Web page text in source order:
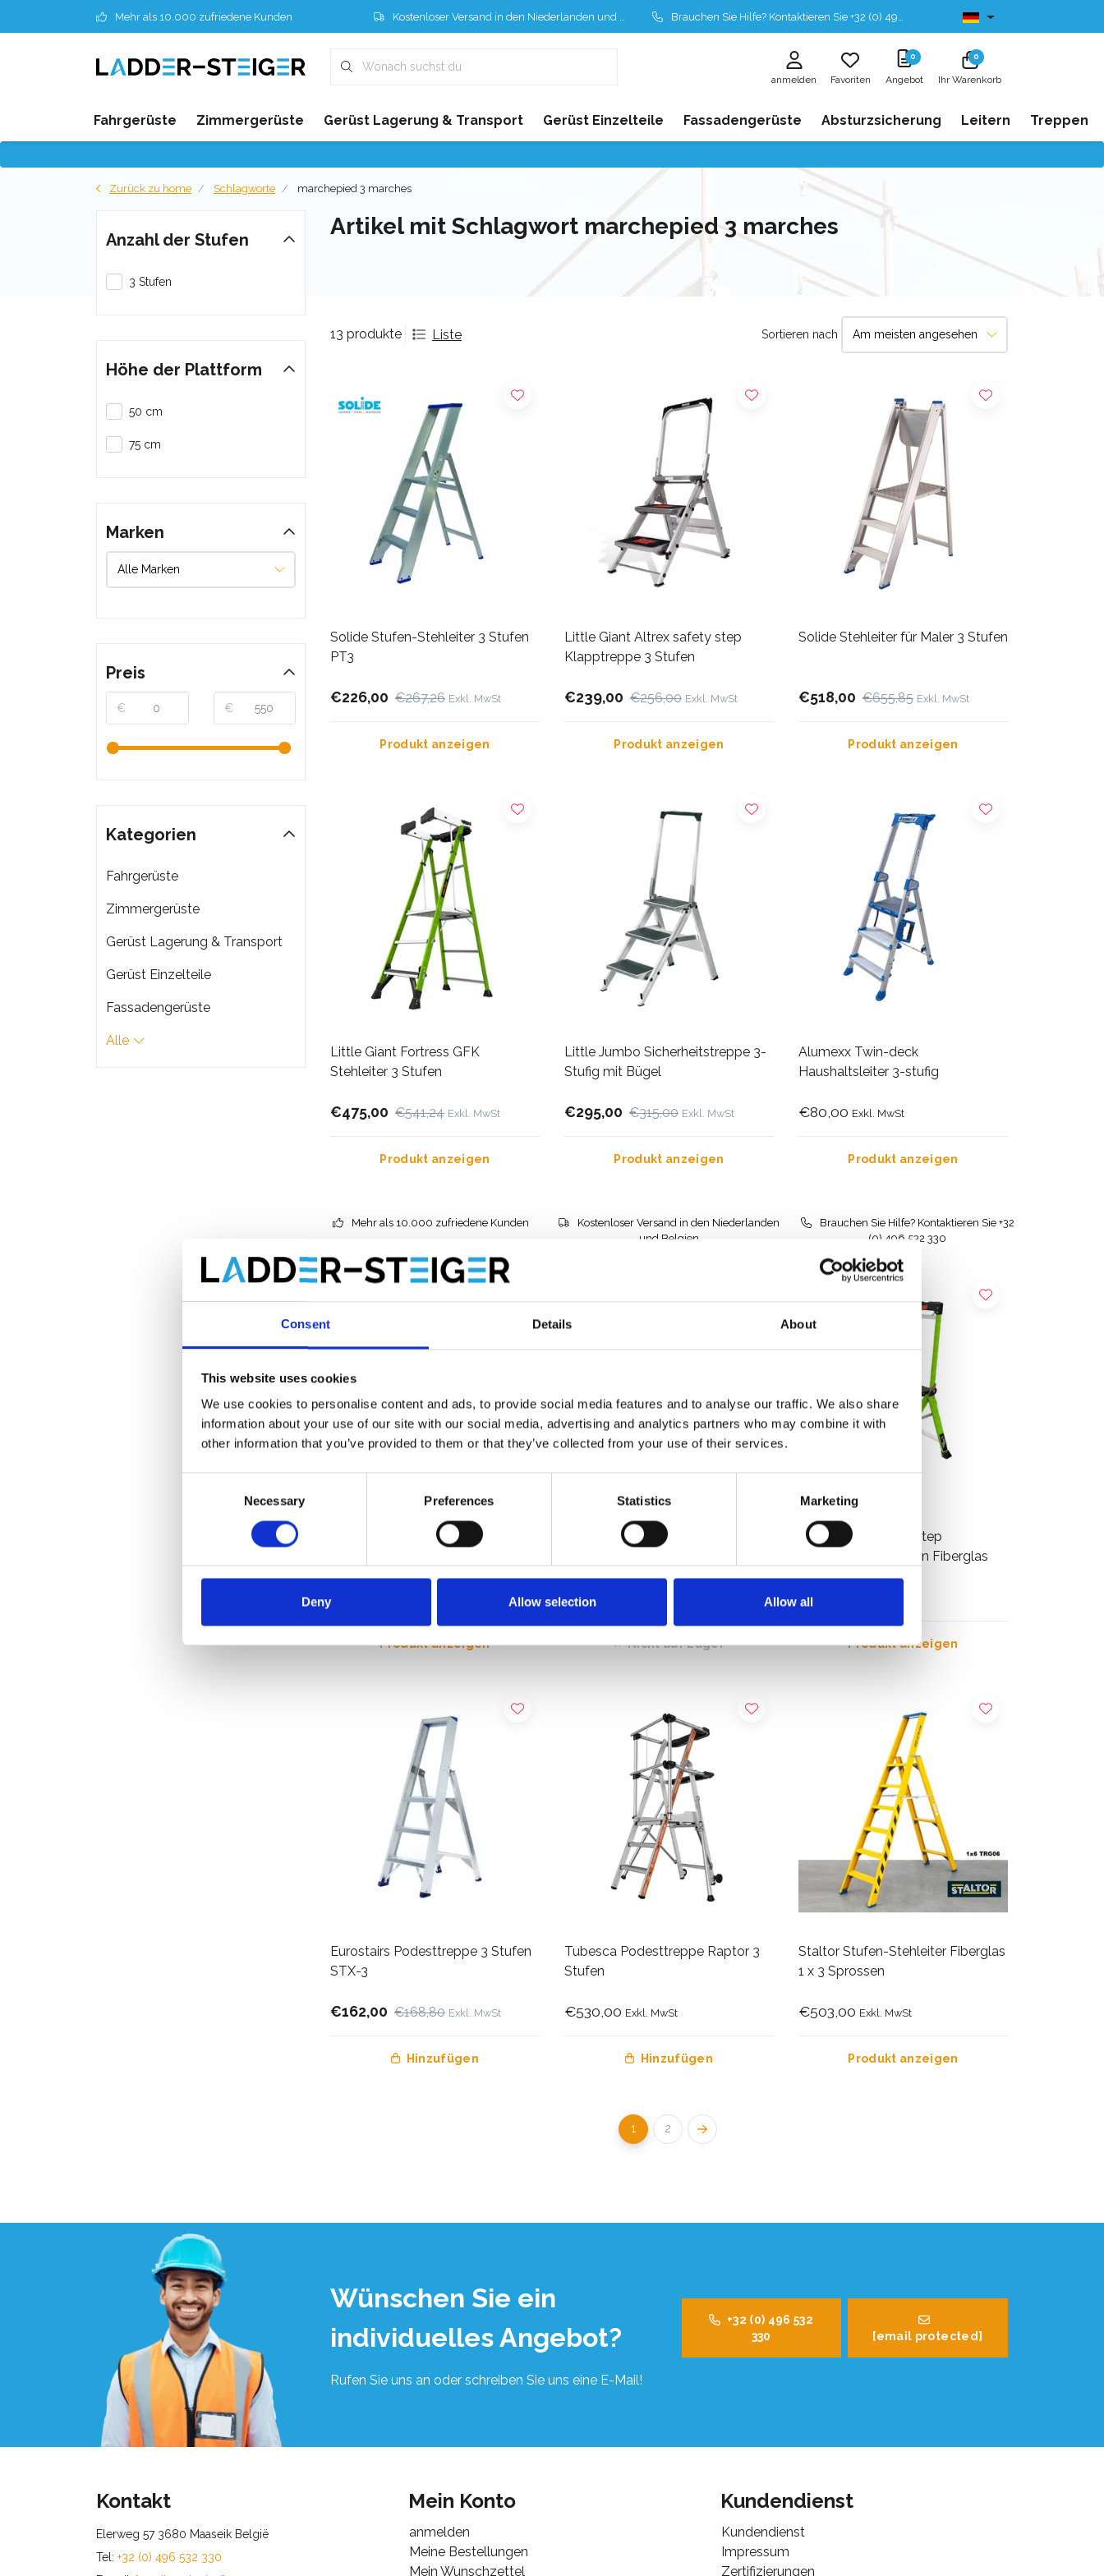
Consent Details About
This website uses cookies
We use cookies to personalise content and ads, to provide social media features and to analyse our traffic. We also share
information about your use of our site with our social media, advertising and analytics partners who may combine it with
other information that you’ve provided to them or that they’ve collected from your use of their services.
Necessary Preferences Statistics Marketing
Deny Allow selection Allow all
Mehr als 10.000 zufriedene Kunden Kostenloser Versand in den Niederlanden und Belgien Brauchen Sie Hilfe? Kontaktieren Sie +32 (0) 496 532 330 Ab lager lieferbar
anmelden Favoriten
0
Angebot
0
Ihr Warenkorb
Fahrgerüste Zimmergerüste Gerüst Lagerung & Transport Gerüst Einzelteile Fassadengerüste Absturzsicherung Leitern Treppen
Zurück zu home Schlagworte marchepied 3 marches
Artikel mit Schlagwort marchepied 3 marches
13 produkte Liste Sortieren nach
Solide Stufen-Stehleiter 3 Stufen
PT3
€226,00 €267,26 Exkl. MwSt
Produkt anzeigen
Little Giant Altrex safety step
Klapptreppe 3 Stufen
€239,00 €256,00 Exkl. MwSt
Produkt anzeigen
Solide Stehleiter für Maler 3 Stufen
€518,00 €655,85 Exkl. MwSt
Produkt anzeigen
Little Giant Fortress GFK
Stehleiter 3 Stufen
€475,00 €541,24 Exkl. MwSt
Produkt anzeigen
Little Jumbo Sicherheitstreppe 3-
Stufig mit Bügel
€295,00 €315,00 Exkl. MwSt
Produkt anzeigen
Alumexx Twin-deck
Haushaltsleiter 3-stufig
€80,00 Exkl. MwSt
Produkt anzeigen
Mehr als 10.000 zufriedene Kunden
Kostenloser Versand in den Niederlanden
und Belgien
Brauchen Sie Hilfe? Kontaktieren Sie +32
(0) 496 532 330
Little Jumbo Compact Klapptritt 3
€224,00
Produkt anzeigen
ASC Trittleiter 3 Stufen BT-3
€157,00
Nicht auf Lager
Little Giant Jumbo Step
Klapptreppe 3 Stufen Fiberglas
€249,00
Produkt anzeigen
Eurostairs Podesttreppe 3 Stufen
STX-3
€162,00 €168,80 Exkl. MwSt
Hinzufügen
Tubesca Podesttreppe Raptor 3
Stufen
€530,00 Exkl. MwSt
Hinzufügen
Staltor Stufen-Stehleiter Fiberglas
1 x 3 Sprossen
€503,00 Exkl. MwSt
Produkt anzeigen
1 2
Anzahl der Stufen
3 Stufen
Höhe der Plattform
50 cm
75 cm
Marken
Preis
€ €
Kategorien
Fahrgerüste
Zimmergerüste
Gerüst Lagerung & Transport
Gerüst Einzelteile
Fassadengerüste
Alle
Wünschen Sie ein
individuelles Angebot?
Rufen Sie uns an oder schreiben Sie uns eine E-Mail!
+32 (0) 496 532
330
[email protected]
Kontakt
Elerweg 57 3680 Maaseik België
Tel: +32 (0) 496 532 330
Mein Konto
anmelden
Meine Bestellungen
Mein Wunschzettel
Kundendienst
Kundendienst
Impressum
Zertifizierungen